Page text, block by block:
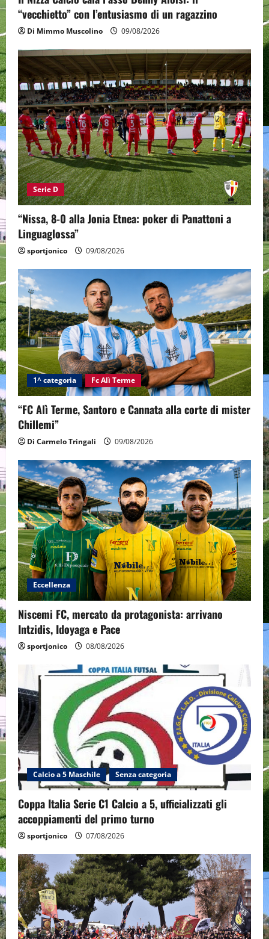
“vecchietto” con l’entusiasmo di un ragazzino
Di Mimmo Muscolino 09/08/2026
Serie D
“Nissa, 8-0 alla Jonia Etnea: poker di Panattoni a
Linguaglossa”
sportjonico 09/08/2026
1^ categoria Fc Alì Terme
“FC Alì Terme, Santoro e Cannata alla corte di mister
Chillemi”
Di Carmelo Tringali 09/08/2026
Eccellenza
Niscemi FC, mercato da protagonista: arrivano
Intzidis, Idoyaga e Pace
sportjonico 08/08/2026
Calcio a 5 Maschile Senza categoria
Coppa Italia Serie C1 Calcio a 5, ufficializzati gli
accoppiamenti del primo turno
sportjonico 07/08/2026